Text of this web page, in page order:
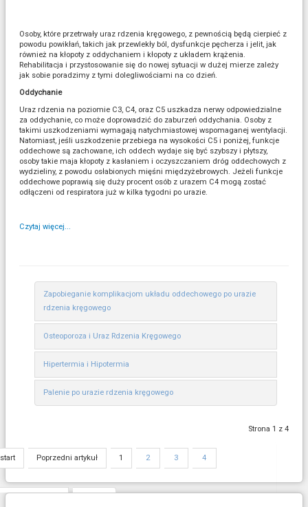
Osoby, które przetrwały uraz rdzenia kręgowego, z pewnością będą cierpieć z
powodu powikłań, takich jak przewlekły ból, dysfunkcje pęcherza i jelit, jak
również na kłopoty z oddychaniem i kłopoty z układem krążenia.
Rehabilitacja i przystosowanie się do nowej sytuacji w dużej mierze zależy
jak sobie poradzimy z tymi dolegliwościami na co dzień.
Oddychanie
Uraz rdzenia na poziomie C3, C4, oraz C5 uszkadza nerwy odpowiedzialne
za oddychanie, co może doprowadzić do zaburzeń oddychania. Osoby z
takimi uszkodzeniami wymagają natychmiastowej wspomaganej wentylacji.
Natomiast, jeśli uszkodzenie przebiega na wysokości C5 i poniżej, funkcje
oddechowe są zachowane, ich oddech wydaje się być szybszy i płytszy,
osoby takie maja kłopoty z kasłaniem i oczyszczaniem dróg oddechowych z
wydzieliny, z powodu osłabionych mięśni międzyżebrowych. Jeżeli funkcje
oddechowe poprawią się duży procent osób z urazem C4 mogą zostać
odłączeni od respiratora już w kilka tygodni po urazie.
Czytaj więcej...
Zapobieganie komplikacjom układu oddechowego po urazie
rdzenia kręgowego
Osteoporoza i Uraz Rdzenia Kręgowego
Hipertermia i Hipotermia
Palenie po urazie rdzenia kręgowego
Strona 1 z 4
start Poprzedni artykuł 1 2 3 4
Następny artykuł